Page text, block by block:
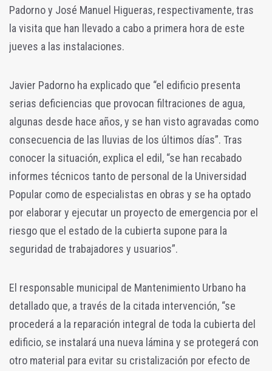
Padorno y José Manuel Higueras, respectivamente, tras
la visita que han llevado a cabo a primera hora de este
jueves a las instalaciones.
Javier Padorno ha explicado que “el edificio presenta
serias deficiencias que provocan filtraciones de agua,
algunas desde hace años, y se han visto agravadas como
consecuencia de las lluvias de los últimos días”. Tras
conocer la situación, explica el edil, “se han recabado
informes técnicos tanto de personal de la Universidad
Popular como de especialistas en obras y se ha optado
por elaborar y ejecutar un proyecto de emergencia por el
riesgo que el estado de la cubierta supone para la
seguridad de trabajadores y usuarios”.
El responsable municipal de Mantenimiento Urbano ha
detallado que, a través de la citada intervención, “se
procederá a la reparación integral de toda la cubierta del
edificio, se instalará una nueva lámina y se protegerá con
otro material para evitar su cristalización por efecto de